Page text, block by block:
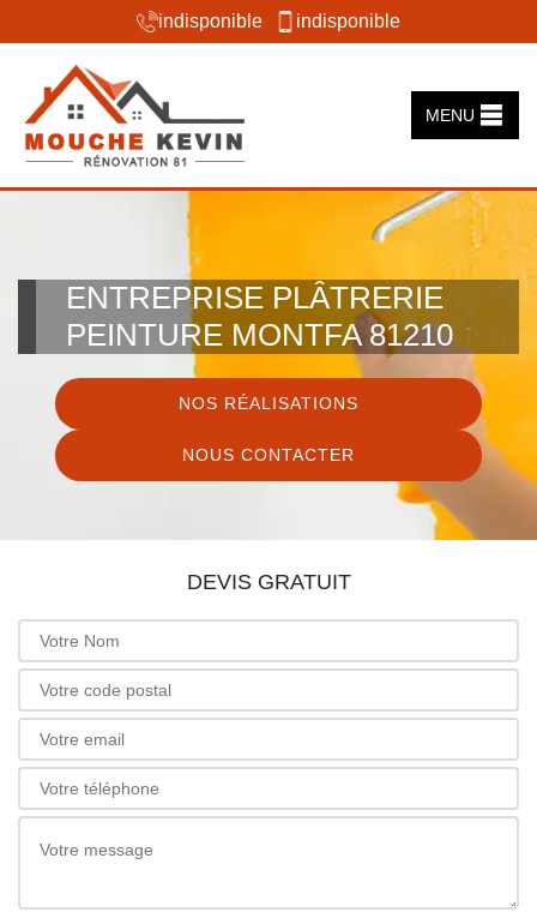
indisponible indisponible
MENU
ENTREPRISE PLÂTRERIE
PEINTURE MONTFA 81210
NOS RÉALISATIONS
NOUS CONTACTER
DEVIS GRATUIT